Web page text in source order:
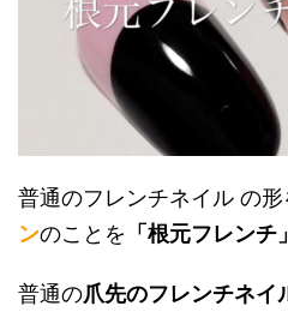
普通のフレンチネイル の形
ンのことを 「根元フレンチ」
普通の爪先のフレンチネイ